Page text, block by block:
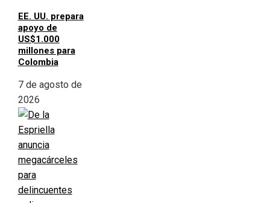
EE. UU. prepara
apoyo de
US$1.000
millones para
Colombia
7 de agosto de
2026